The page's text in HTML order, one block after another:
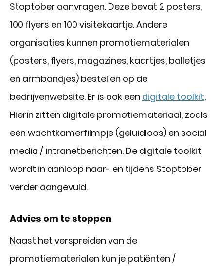
Stoptober aanvragen. Deze bevat 2 posters,
100 flyers en 100 visitekaartje. Andere
organisaties kunnen promotiematerialen
(posters, flyers, magazines, kaartjes, balletjes
en armbandjes) bestellen op de
bedrijvenwebsite. Er is ook een digitale toolkit.
Hierin zitten digitale promotiemateriaal, zoals
een wachtkamerfilmpje (geluidloos) en social
media / intranetberichten. De digitale toolkit
wordt in aanloop naar- en tijdens Stoptober
verder aangevuld.
Advies om te stoppen
Naast het verspreiden van de
promotiematerialen kun je patiënten /